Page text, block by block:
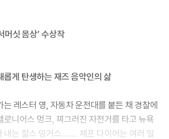
를 관통한 것처럼 그의 작품을 꿰뚫었다. 흑인
서 일했으며, 철로를 통해 여행하고, 결국에
그것에 무엇인가를 바쳐야겠다는 생각은 나팔
에 자신만의 소리를 발견하도록 만들었다. 그
의 미래에 대해 자신들이 책임을 져야 한다고
머싯 몸상’ 수상작
롭게 탄생하는 재즈 음악인의 삶
는 레스터 영, 자동차 운전대를 붙든 채 경찰에
로니어스 멍크, 찌그러진 자전거를 타고 뉴욕
내는 찰스 밍거스……. 제프 다이어는 여러 일